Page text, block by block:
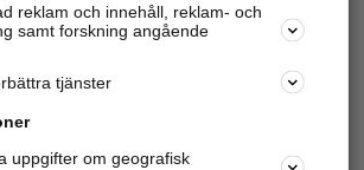
verifierat ditt företag? Logga in
besöker du och4 miljoner
andra
reklam och innehåll, reklam- och
samt forskning angående
tjänster
uppgifter om geografisk